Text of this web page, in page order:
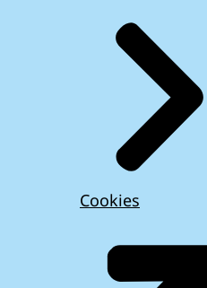
Cookies